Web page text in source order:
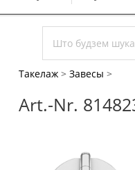
Такелаж > Завесы >
Art.-Nr.